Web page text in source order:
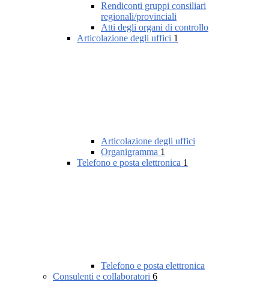
Rendiconti gruppi consiliari
regionali/provinciali
Atti degli organi di controllo
Articolazione degli uffici 1
Articolazione degli uffici
Organigramma 1
Telefono e posta elettronica 1
Telefono e posta elettronica
Consulenti e collaboratori 6